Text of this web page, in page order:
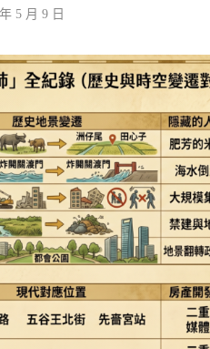
5 月 9 日